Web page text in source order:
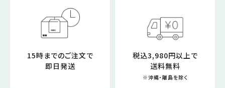
15時までのご注文で
即日発送
税込3,980円以上で
送料無料
※沖縄・離島を除く